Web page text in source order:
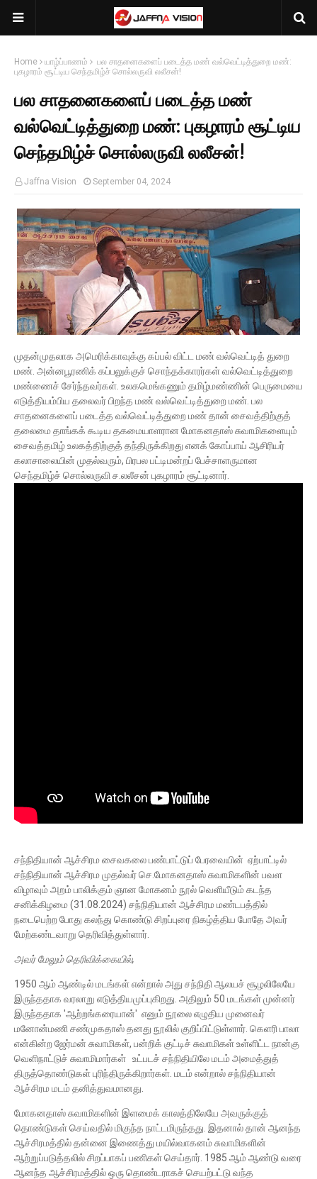
Home யாழ்ப்பாணம்
பல சாதனைகளைப் படைத்த மண் வல்வெட்டித்துறை மண்:
புகழாரம் சூட்டிய செந்தமிழ்ச் சொல்லருவி லலீசன்!
பல சாதனைகளைப் படைத்த மண்
வல்வெட்டித்துறை மண்: புகழாரம் சூட்டிய
செந்தமிழ்ச் சொல்லருவி லலீசன்!
Jaffna Vision September 04, 2024
முதன்முதலாக அமெரிக்காவுக்கு கப்பல் விட்ட மண் வல்வெட்டித் துறை
மண். அன்னபூரணிக் கப்பலுக்குச் சொந்தக்காரர்கள் வல்வெட்டித்துறை
மண்ணைச் சேர்ந்தவர்கள். உலகமெங்கணும் தமிழ்மண்ணின் பெருமையை
எடுத்தியம்பிய தலைவர் பிறந்த மண் வல்வெட்டித்துறை மண். பல
சாதனைகளைப் படைத்த வல்வெட்டித்துறை மண் தான் சைவத்திற்குத்
தலைமை தாங்கக் கூடிய தகமையாளரான மோகனதாஸ் சுவாமிகளையும்
சைவத்தமிழ் உலகத்திற்குத் தந்திருக்கிறது எனக் கோப்பாய் ஆசிரியர்
கலாசாலையின் முதல்வரும், பிரபல பட்டிமன்றப் பேச்சாளருமான
செந்தமிழ்ச் சொல்லருவி ச.லலீசன் புகழாரம் சூட்டினார்.
சந்நிதியான் ஆச்சிரம சைவகலை பண்பாட்டுப் பேரவையின் ஏற்பாட்டில்
சந்நிதியான் ஆச்சிரம முதல்வர் செ.மோகனதாஸ் சுவாமிகளின் பவள
விழாவும் அறம் பாலிக்கும் ஞான மோகனம் நூல் வெளியீடும் கடந்த
சனிக்கிழமை (31.08.2024) சந்நிதியான் ஆச்சிரம மண்டபத்தில்
நடைபெற்ற போது கலந்து கொண்டு சிறப்புரை நிகழ்த்திய போதே அவர்
மேற்கண்டவாறு தெரிவித்துள்ளார்.
அவர் மேலும் தெரிவிக்கையில்,
1950 ஆம் ஆண்டில் மடங்கள் என்றால் அது சந்நிதி ஆலயச் சூழலிலேயே
இருந்ததாக வரலாறு எடுத்தியமுப்புகிறது. அதிலும் 50 மடங்கள் முன்னர்
இருந்ததாக 'ஆற்றங்கரையான்' எனும் நூலை எழுதிய முனைவர்
மனோன்மணி சண்முகதாஸ் தனது நூலில் குறிப்பிட்டுள்ளார். கெளரி பாலா
என்கின்ற ஜேர்மன் சுவாமிகள், பன்றிக் குட்டிச் சுவாமிகள் உள்ளிட்ட நான்கு
வெளிநாட்டுச் சுவாமிமார்கள் உட்படச் சந்நிதியிலே மடம் அமைத்துத்
திருத்தொண்டுகள் புரிந்திருக்கிறார்கள். மடம் என்றால் சந்நிதியான்
ஆச்சிரம மடம் தனித்துவமானது.
மோகனதாஸ் சுவாமிகளின் இளமைக் காலத்திலேயே அவருக்குத்
தொண்டுகள் செய்வதில் மிகுந்த நாட்டமிருந்தது. இதனால் தான் ஆனந்த
ஆச்சிரமத்தில் தன்னை இணைத்து மயில்வாகனம் சுவாமிகளின்
ஆற்றுப்படுத்தலில் சிறப்பாகப் பணிகள் செய்தார். 1985 ஆம் ஆண்டு வரை
ஆனந்த ஆச்சிரமத்தில் ஒரு தொண்டராகச் செயற்பட்டு வந்த